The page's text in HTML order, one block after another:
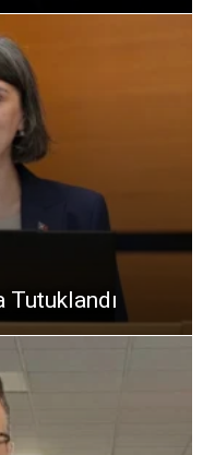
Tutuklandı